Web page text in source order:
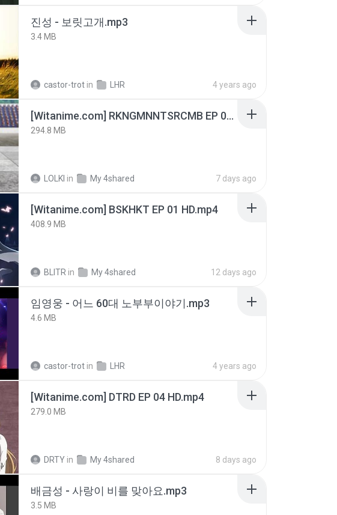
진성 - 보릿고개.mp3
3.4 MB
castor-trot in LHR 4 years ago
[Witanime.com] RKNGMNNTSRCMB EP 06 HD.mp4
294.8 MB
LOLKI in My 4shared 7 days ago
[Witanime.com] BSKHKT EP 01 HD.mp4
408.9 MB
BLITR in My 4shared 12 days ago
임영웅 - 어느 60대 노부부이야기.mp3
4.6 MB
castor-trot in LHR 4 years ago
[Witanime.com] DTRD EP 04 HD.mp4
279.0 MB
DRTY in My 4shared 8 days ago
배금성 - 사랑이 비를 맞아요.mp3
3.5 MB